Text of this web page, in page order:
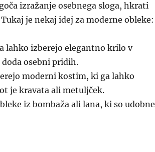
izražanje osebnega sloga, hkrati
je nekaj idej za moderne obleke:
lahko izberejo elegantno krilo v
osebni pridih.
moderni kostim, ki ga lahko
je kravata ali metuljček.
iz bombaža ali lana, ki so udobne